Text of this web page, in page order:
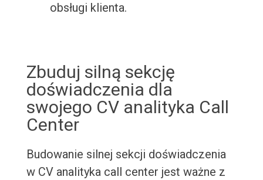
obsługi klienta.
Zbuduj silną sekcję
doświadczenia dla
swojego CV analityka Call
Center
Budowanie silnej sekcji doświadczenia
w CV analityka call center jest ważne z